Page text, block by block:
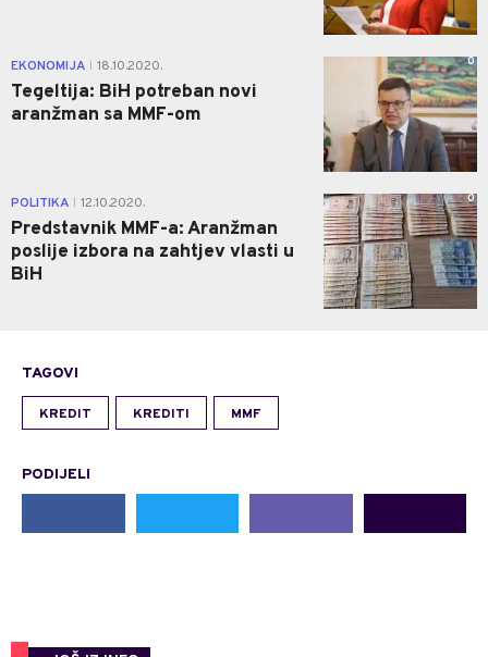
EKONOMIJA 18.10.2020.
Tegeltija: BiH potreban novi
aranžman sa MMF-om
0
POLITIKA 12.10.2020.
Predstavnik MMF-a: Aranžman
poslije izbora na zahtjev vlasti u
BiH
0
TAGOVI
KREDIT KREDITI MMF
PODIJELI